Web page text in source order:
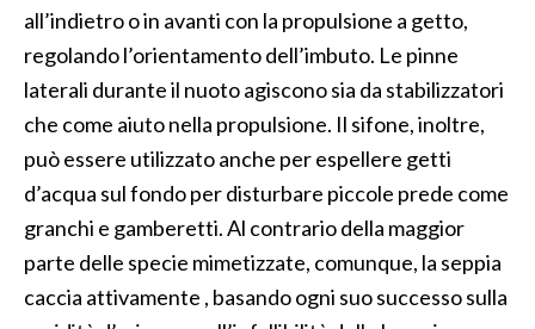
all’indietro o in avanti con la propulsione a getto,
regolando l’orientamento dell’imbuto. Le pinne
laterali durante il nuoto agiscono sia da stabilizzatori
che come aiuto nella propulsione. Il sifone, inoltre,
può essere utilizzato anche per espellere getti
d’acqua sul fondo per disturbare piccole prede come
granchi e gamberetti. Al contrario della maggior
parte delle specie mimetizzate, comunque, la seppia
caccia attivamente , basando ogni suo successo sulla